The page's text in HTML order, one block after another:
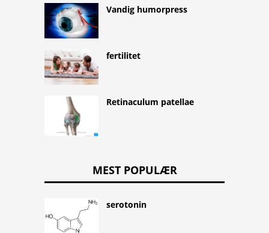
Vandig humorpress
fertilitet
Retinaculum patellae
MEST POPULÆR
serotonin